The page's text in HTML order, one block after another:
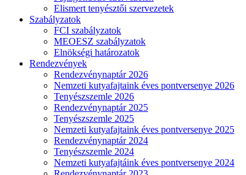
Elismert tenyésztői szervezetek
Szabályzatok
FCI szabályzatok
MEOESZ szabályzatok
Elnökségi határozatok
Rendezvények
Rendezvénynaptár 2026
Nemzeti kutyafajtaink éves pontversenye 2026
Tenyészszemle 2026
Rendezvénynaptár 2025
Tenyészszemle 2025
Nemzeti kutyafajtaink éves pontversenye 2025
Rendezvénynaptár 2024
Tenyészszemle 2024
Nemzeti kutyafajtáink éves pontversenye 2024